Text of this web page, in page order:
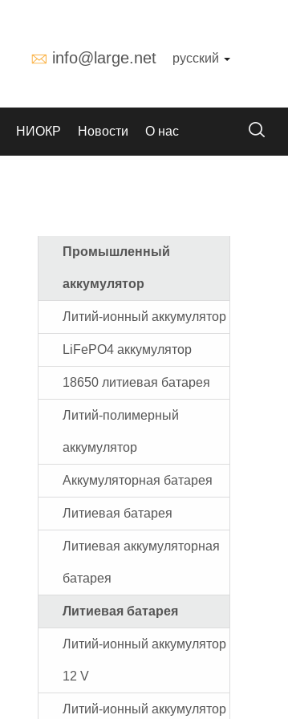
info@large.net русский
НИОКР Новости О нас
Промышленный
аккумулятор
Литий-ионный аккумулятор
LiFePO4 аккумулятор
18650 литиевая батарея
Литий-полимерный
аккумулятор
Аккумуляторная батарея
Литиевая батарея
Литиевая аккумуляторная
батарея
Литиевая батарея
Литий-ионный аккумулятор
12 V
Литий-ионный аккумулятор